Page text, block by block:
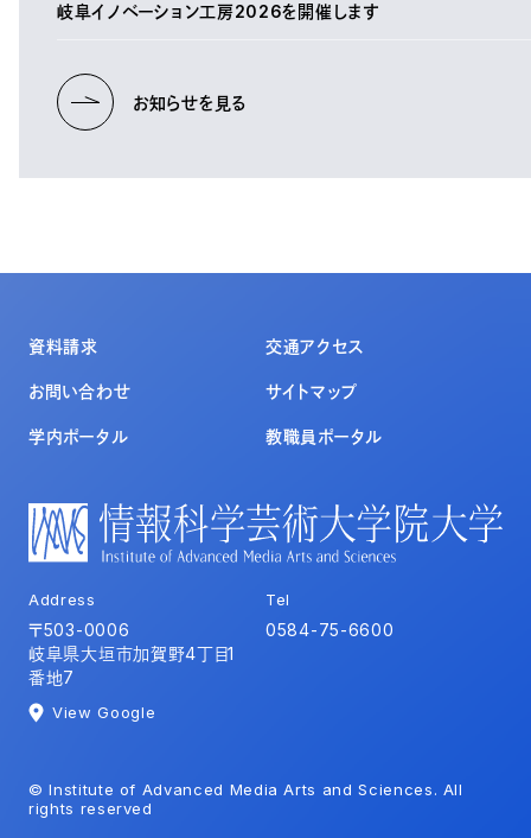
岐阜イノベーション工房2026を開催します
お知らせを見る
資料請求 交通アクセス
お問い合わせ サイトマップ
学内ポータル 教職員ポータル
Address
〒503-0006
岐阜県大垣市加賀野4丁目1
番地7
View Google
Tel
0584-75-6600
© Institute of Advanced Media Arts and Sciences. All
rights reserved